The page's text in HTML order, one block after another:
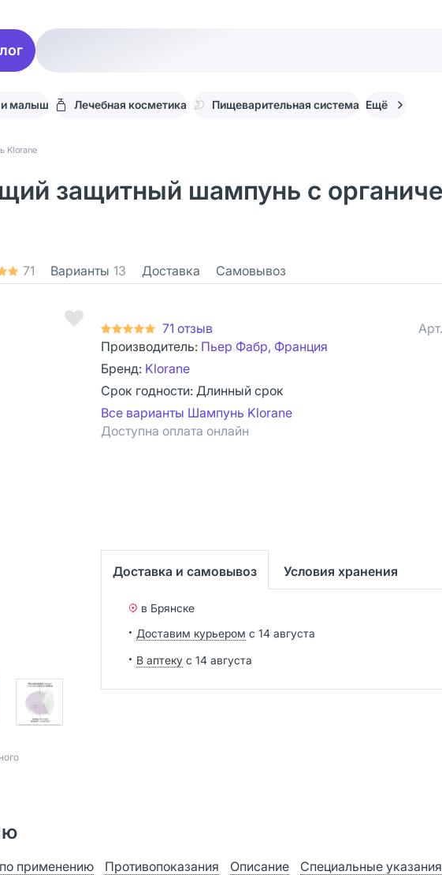
малыш Лечебная косметика Пищеварительная система Ещё
Klorane
защитный шампунь с
71 Варианты 13 Доставка Самовывоз
71 отзыв Арт.
Производитель: Пьер Фабр, Франция
Бренд: Klorane
Срок годности: Длинный срок
Все варианты Шампунь Klorane
Доступна оплата онлайн
Доставка и самовывоз Условия хранения
в Брянске
Доставим курьером с 14 августа
В аптеку с 14 августа
применению Противопоказания Описание
Специальные указания